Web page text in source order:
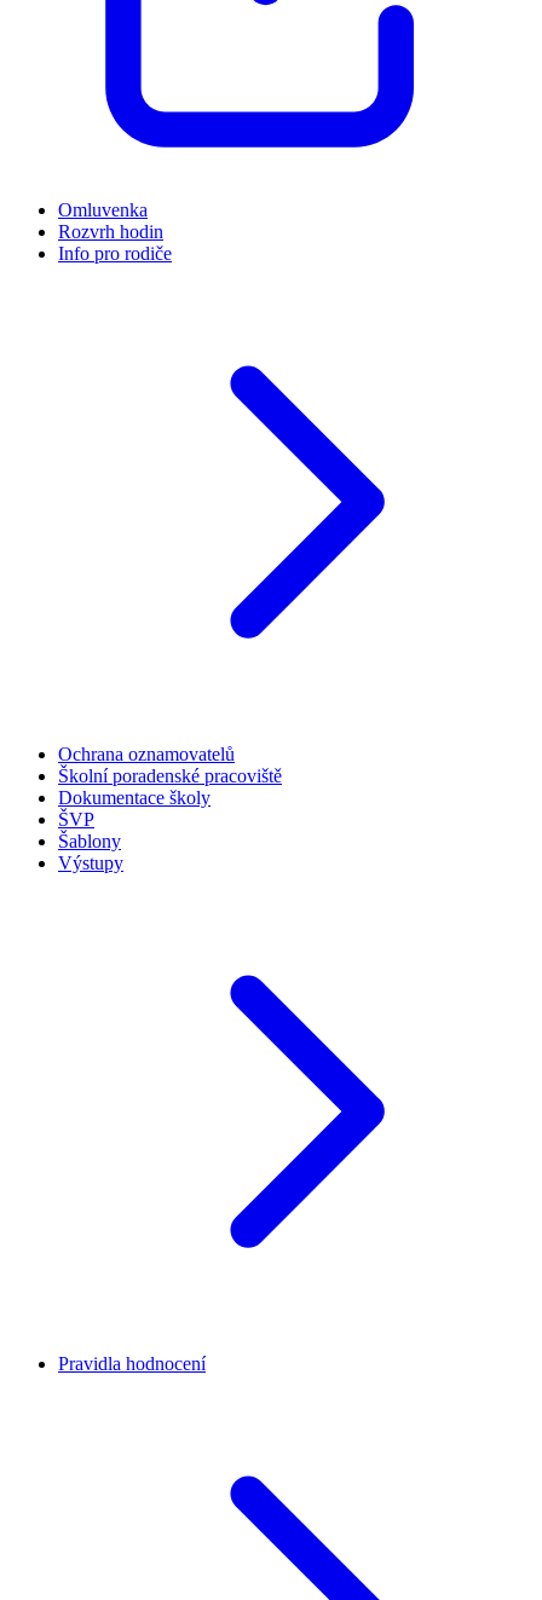
Omluvenka
Rozvrh hodin
Info pro rodiče
Ochrana oznamovatelů
Školní poradenské pracoviště
Dokumentace školy
ŠVP
Šablony
Výstupy
Pravidla hodnocení